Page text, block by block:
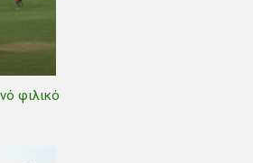
φιλικό